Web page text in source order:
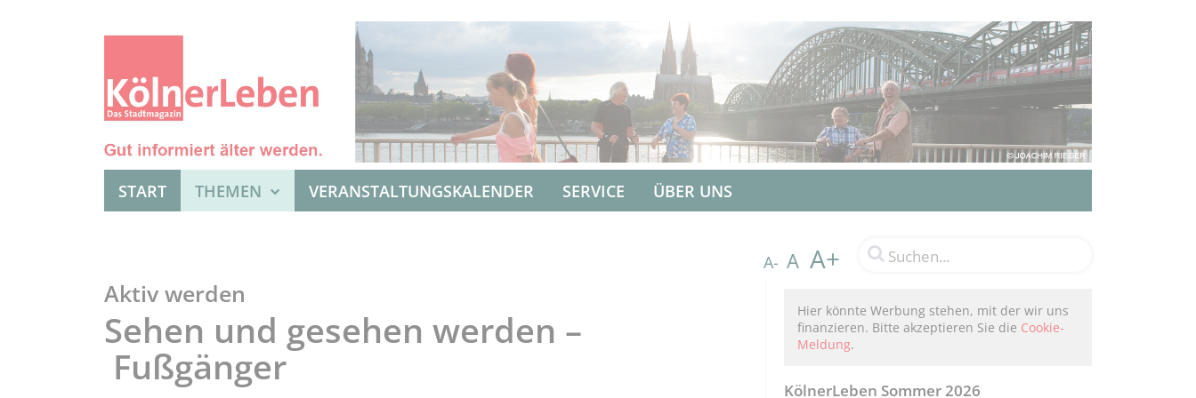
START THEMEN VERANSTALTUNGSKALENDER SERVICE ÜBER UNS
A- A A+
Aktiv werden
Sehen und gesehen werden –
Fußgänger
Hier könnte Werbung stehen, mit der wir uns
finanzieren. Bitte akzeptieren Sie die Cookie-
Meldung.
KölnerLeben Sommer 2026